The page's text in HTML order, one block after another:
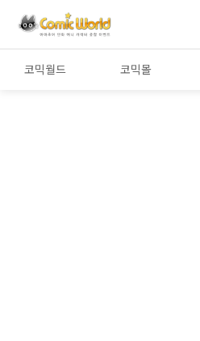
코믹월드 코믹몰